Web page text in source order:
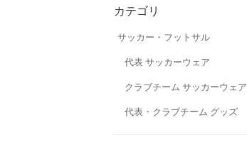
カテゴリ
サッカー・フットサル
代表 サッカーウェア
クラブチーム サッカーウェア
代表・クラブチーム グッズ